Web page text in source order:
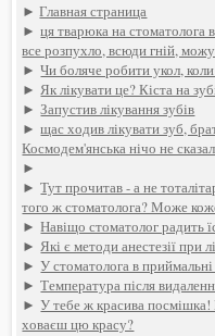
►Главная страница
►ця тварюка на стоматолога
все розпухло, всюди гній,
►Чи боляче робити укол,
►Як лікувати це? Кіста на
►Запустив лікування зубів
►щас ходив лікувати зуб,
Космодем'янська нічо не
►
►Тут прочитав - а не
того ж стоматолога? Може
►Навіщо стоматолог радить
►Які є методи анестезії при
►У стоматолога в приймальні
►Температура після
►У тебе ж красива посмішка!
ховаєш цю красу?